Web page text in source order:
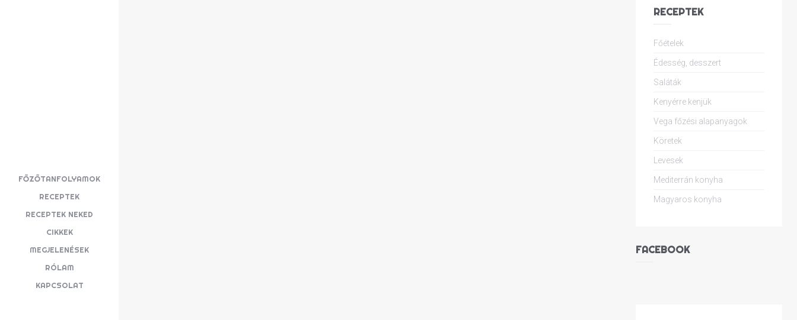
FŐZŐTANFOLYAMOK
RECEPTEK
RECEPTEK NEKED
CIKKEK
MEGJELENÉSEK
RÓLAM
KAPCSOLAT
RECEPTEK
Főételek
Édesség, desszert
Saláták
Kenyérre kenjük
Vega főzési alapanyagok
Köretek
Levesek
Mediterrán konyha
Magyaros konyha
FACEBOOK